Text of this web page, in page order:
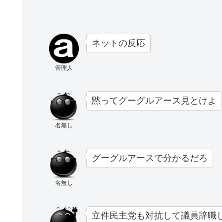
管理人
ネットの反応
名無し
黙ってグーグルアース見とけよ
名無し
グーグルアースで分かるだろ
立件民主党も対抗して議員辞職